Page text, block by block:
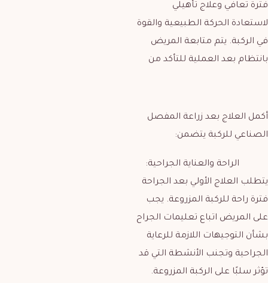
فترة تعافي وعلاج تأهيلي
لاستعادة الحركة الطبيعية والقوة
في الركبة. يتم متابعة المريض
بانتظام بعد العملية للتأكد من
أكمل العلاج بعد زراعة المفصل
الصناعي للركبة يتضمن:
الراحة والعناية الجراحية:
يتطلب العلاج الأولي بعد الجراحة
فترة راحة للركبة المزروعة. يجب
على المريض اتباع تعليمات الجراح
بشأن التوجيهات اللازمة للرعاية
الجراحية وتجنب الأنشطة التي قد
تؤثر سلبًا على الركبة المزروعة.